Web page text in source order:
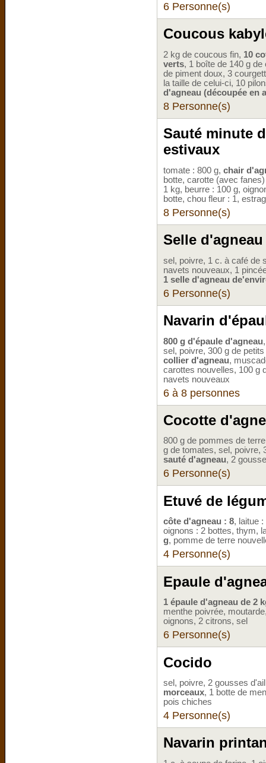
6 Personne(s)
Coucous
2 kg de coucous fin, 10
verts, 1 boîte de 140 g
de piment doux, 3
la taille de celui-ci, 10
d'agneau (découpée en
8 Personne(s)
Sauté minute
estivaux
tomate : 800 g, chair
botte, carotte (avec
1 kg, beurre : 100 g,
botte, chou fleur : 1,
8 Personne(s)
Selle
sel, poivre, 1 c. à café de
navets nouveaux, 1
1 selle d'agneau
6 Personne(s)
Navarin
800 g d'épaule d'agneau
sel, poivre, 300 g de
collier d'agneau,
carottes nouvelles, 100 g
navets nouveaux
6 à 8 personnes
Cocotte
800 g de pommes de
g de tomates, sel, poivre,
sauté d'agneau, 2
6 Personne(s)
Etuvé de
côte d'agneau : 8, laitue
oignons : 2 bottes, thym,
g, pomme de terre
4 Personne(s)
Epaule
1 épaule d'agneau de 2
menthe poivrée,
oignons, 2 citrons, sel
6 Personne(s)
Cocido
sel, poivre, 2 gousses
morceaux, 1 botte de
pois chiches
4 Personne(s)
Navarin